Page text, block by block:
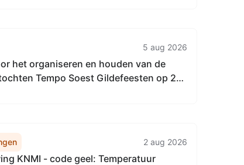
5 aug 2026
het organiseren en houden van de
Tempo Soest Gildefeesten op 23
2 aug 2026
KNMI - code geel: Temperatuur